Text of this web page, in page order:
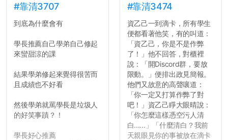
#靠清3707
到底為什麼會有
學長推薦自己學弟自己修起
來蠻甜涼的課
結果學弟修起來覺得很苦而
且成績也不好看
然後學弟就罵學長是垃圾人
的好笑事蹟？！
學長好心推薦
#靠清3474
資乙己一到滴卡，所有學生
便都看著他笑，有的叫道：
「資乙己，你是不是作弊
了！」他不回答，對櫃裡
說：「開Discord群，要放
限動。」便排出政見簡報。
他們又故意的高聲嚷道：
「你一定又打算作弊了對
吧！」資乙己睜大眼晴說：
「你怎麼這樣憑空污人清
白......」「什麼清白？我前
天親眼見你的事被放在滴卡